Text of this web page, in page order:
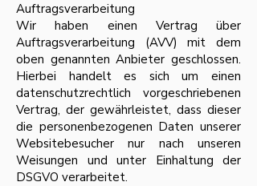
Auftragsverarbeitung
Wir haben einen Vertrag über
Auftragsverarbeitung (AVV) mit dem
oben genannten Anbieter geschlossen.
Hierbei handelt es sich um einen
datenschutzrechtlich vorgeschriebenen
Vertrag, der gewährleistet, dass dieser
die personenbezogenen Daten unserer
Websitebesucher nur nach unseren
Weisungen und unter Einhaltung der
DSGVO verarbeitet.